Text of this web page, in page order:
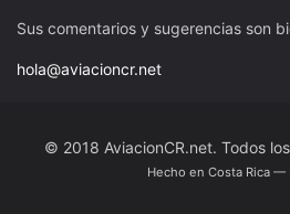
Sus comentarios y sugerencias son
hola@aviacioncr.net
© 2018 AviacionCR.net. Todos
Hecho en Costa Rica —